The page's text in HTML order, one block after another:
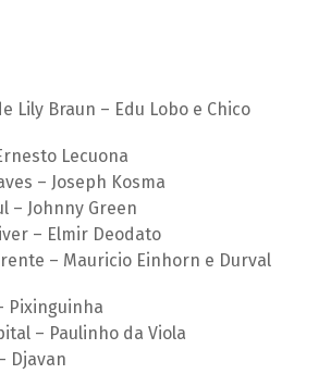
Lily Braun – Edu Lobo e Chico
Lecuona
– Joseph Kosma
– Johnny Green
– Elmir Deodato
– Mauricio Einhorn e Durval
Pixinguinha
– Paulinho da Viola
Djavan